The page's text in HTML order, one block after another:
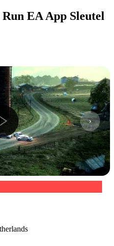
EA App Sleutel